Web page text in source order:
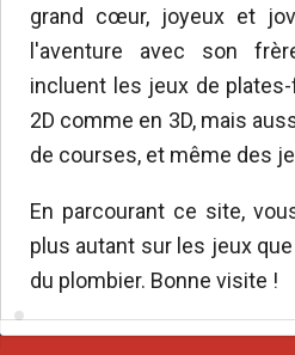
grand cœur, joyeux et
l'aventure avec son
incluent les jeux de
2D comme en 3D, mais
de courses, et même des
En parcourant ce site,
plus autant sur les jeux
du plombier. Bonne visite !